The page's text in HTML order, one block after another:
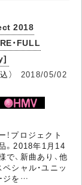
2018
・FULL
） 2018/05/02
プロジェクト
。2018年1月14
、新曲あり、他
シャル・ユニッ
ジを…